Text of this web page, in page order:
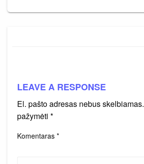
LEAVE A RESPONSE
El. pašto adresas nebus skelbiamas.
pažymėti *
Komentaras *